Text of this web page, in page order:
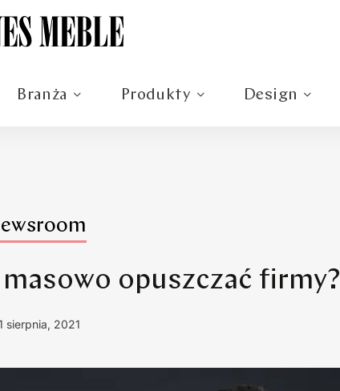
Branża Produkty Design
opuszczać firmy?
sierpnia, 2021